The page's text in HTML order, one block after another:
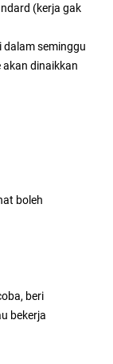
(kerja gak
dalam seminggu
akan dinaikkan
boleh
beri
bekerja